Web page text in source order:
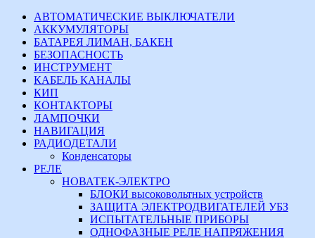
АВТОМАТИЧЕСКИЕ ВЫКЛЮЧАТЕЛИ
АККУМУЛЯТОРЫ
БАТАРЕЯ ЛИМАН, БАКЕН
БЕЗОПАСНОСТЬ
ИНСТРУМЕНТ
КАБЕЛЬ КАНАЛЫ
КИП
КОНТАКТОРЫ
ЛАМПОЧКИ
НАВИГАЦИЯ
РАДИОДЕТАЛИ
Конденсаторы
РЕЛЕ
НОВАТЕК-ЭЛЕКТРО
БЛОКИ высоковольтных устройств
ЗАЩИТА ЭЛЕКТРОДВИГАТЕЛЕЙ УБЗ
ИСПЫТАТЕЛЬНЫЕ ПРИБОРЫ
ОДНОФАЗНЫЕ РЕЛЕ НАПРЯЖЕНИЯ